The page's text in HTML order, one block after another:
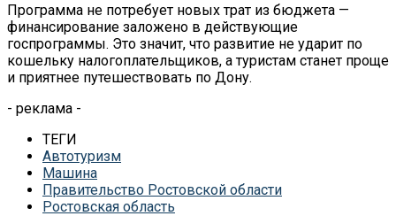
Программа не потребует новых трат из бюджета —
финансирование заложено в действующие
госпрограммы. Это значит, что развитие не ударит по
кошельку налогоплательщиков, а туристам станет проще
и приятнее путешествовать по Дону.
- реклама -
ТЕГИ
Автотуризм
Машина
Правительство Ростовской области
Ростовская область